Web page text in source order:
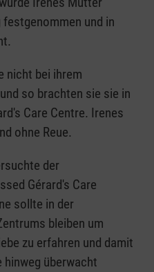
und in
nicht bei ihrem
so brachten sie sie in
Care Centre. Irenes
ohne Reue.
der
Gérard's Care
sollte in der
bleiben um
zu erfahren und damit
hinweg überwacht